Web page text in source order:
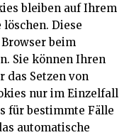
bleiben auf Ihrem
Diese
beim
Sie können Ihren
das Setzen von
nur im Einzelfall
für bestimmte Fälle
automatische